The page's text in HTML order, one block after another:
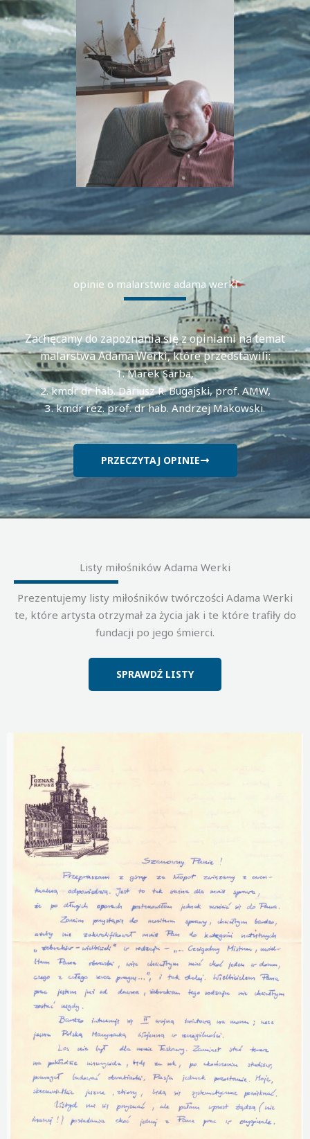
opinie o malarstwie adama werki
Zachęcamy do zapoznania się z opiniami na temat
malarstwa Adama Werki, które przedstawili:
1. Marek Sarba,
2. kmdr dr hab. Dariusz R. Bugajski, prof. AMW,
3. kmdr rez. prof. dr hab. Andrzej Makowski.
PRZECZYTAJ OPINIE
Listy miłośników Adama Werki
Prezentujemy listy miłośników twórczości Adama Werki
te, które artysta otrzymał za życia jak i te które trafiły do
fundacji po jego śmierci.
SPRAWDŹ LISTY